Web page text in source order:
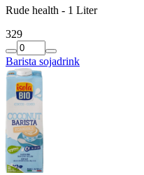
Rude health - 1 Liter
329
Barista sojadrink